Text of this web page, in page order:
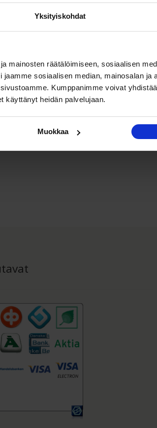
Yksityiskohdat
mainosten räätälöimiseen, sosiaalisen
sosiaalisen median, mainosalan ja
Kumppanimme voivat
käyttänyt heidän palvelujaan.
Muokkaa